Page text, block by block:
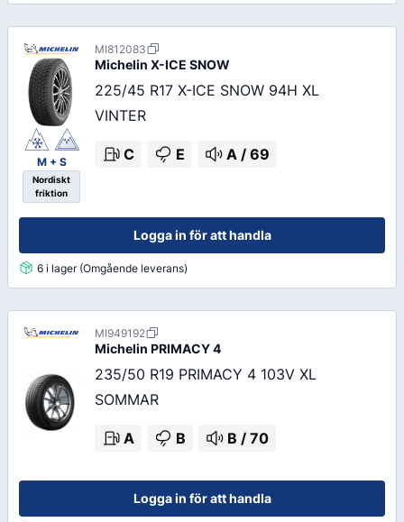
M + S
Nordiskt
friktion
MI812083
Michelin X-ICE SNOW
225/45 R17 X-ICE SNOW 94H XL
VINTER
C E A / 69
Logga in för att handla
6 i lager (Omgående leverans)
MI949192
Michelin PRIMACY 4
235/50 R19 PRIMACY 4 103V XL
SOMMAR
A B B / 70
Logga in för att handla